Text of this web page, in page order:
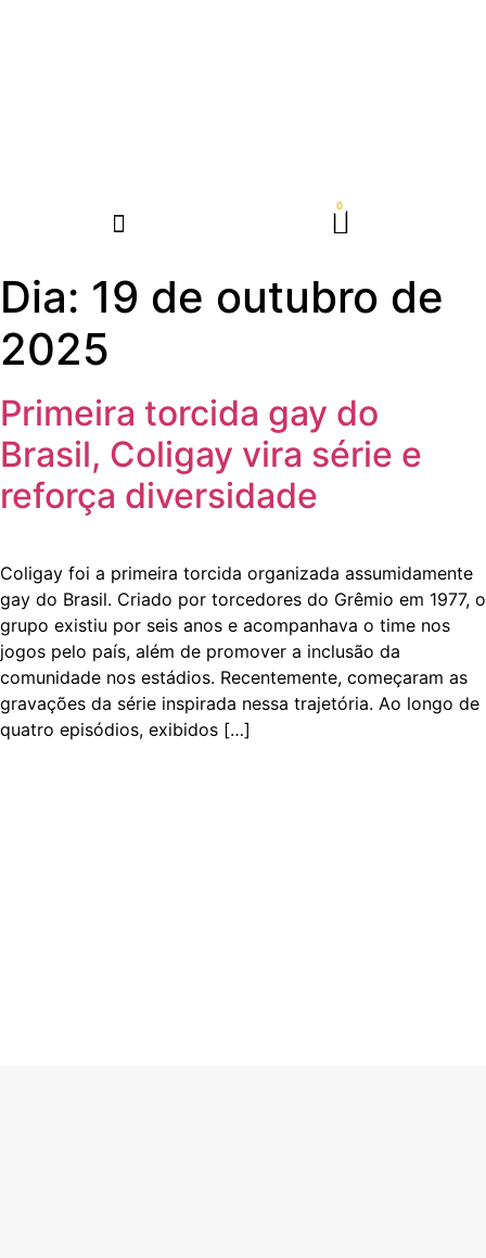
Dia: 19 de outubro de
2025
Primeira torcida gay do
Brasil, Coligay vira série e
reforça diversidade
Coligay foi a primeira torcida organizada assumidamente
gay do Brasil. Criado por torcedores do Grêmio em 1977, o
grupo existiu por seis anos e acompanhava o time nos
jogos pelo país, além de promover a inclusão da
comunidade nos estádios. Recentemente, começaram as
gravações da série inspirada nessa trajetória. Ao longo de
quatro episódios, exibidos […]